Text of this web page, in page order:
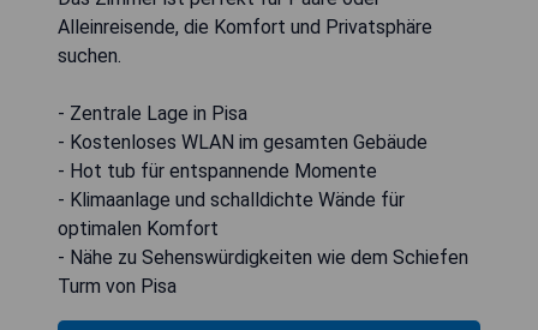
Alleinreisende, die Komfort und Privatsphäre
suchen.
- Zentrale Lage in Pisa
- Kostenloses WLAN im gesamten Gebäude
- Hot tub für entspannende Momente
- Klimaanlage und schalldichte Wände für
optimalen Komfort
- Nähe zu Sehenswürdigkeiten wie dem Schiefen
Turm von Pisa